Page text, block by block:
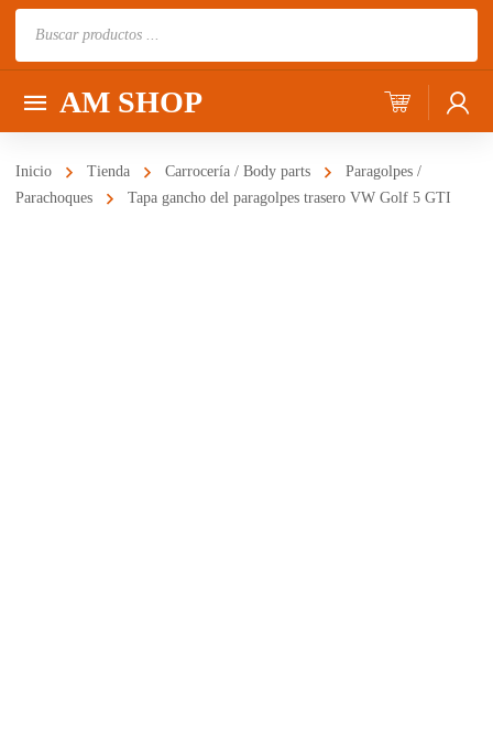
AM SHOP
Inicio Tienda Carrocería / Body parts
Paragolpes /
Parachoques
Tapa gancho del paragolpes trasero VW Golf 5 GTI